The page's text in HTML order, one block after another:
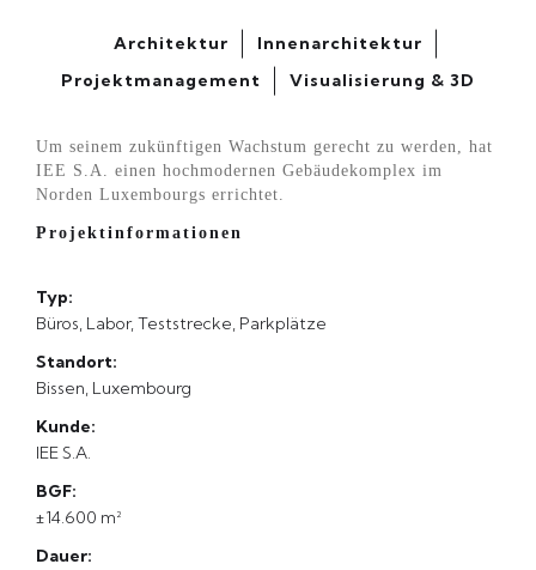
Architektur
Innenarchitektur
Projektmanagement
Visualisierung & 3D
Um seinem zukünftigen Wachstum gerecht zu werden, hat
IEE S.A. einen hochmodernen Gebäudekomplex im
Norden Luxembourgs errichtet.
Projektinformationen
Typ:
Büros, Labor, Teststrecke, Parkplätze
Standort:
Bissen, Luxembourg
Kunde:
IEE S.A.
BGF:
±14.600 m²
Dauer: